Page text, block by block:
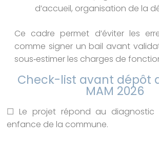
d’accueil, organisation de la
Ce cadre permet d’éviter les
comme signer un bail avant
sous‑estimer les charges de
Check-list avant dépôt
MAM 2026
☐ Le projet répond au diagnostic
enfance de la commune.